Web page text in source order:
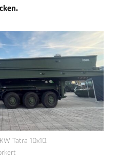
Tatra 10x10.